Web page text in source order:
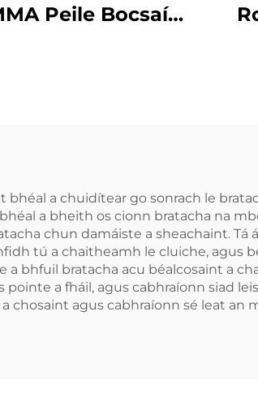
Peile Bocsaí
a chuidítear go sonrach le
a bheith os cionn bratacha na
chun damáiste a sheachaint.
tú a chaitheamh le cluiche, agus
bhfuil bratacha acu béalcosaint a
a fháil, agus cabhraíonn siad
chosaint agus cabhraíonn sé leat an